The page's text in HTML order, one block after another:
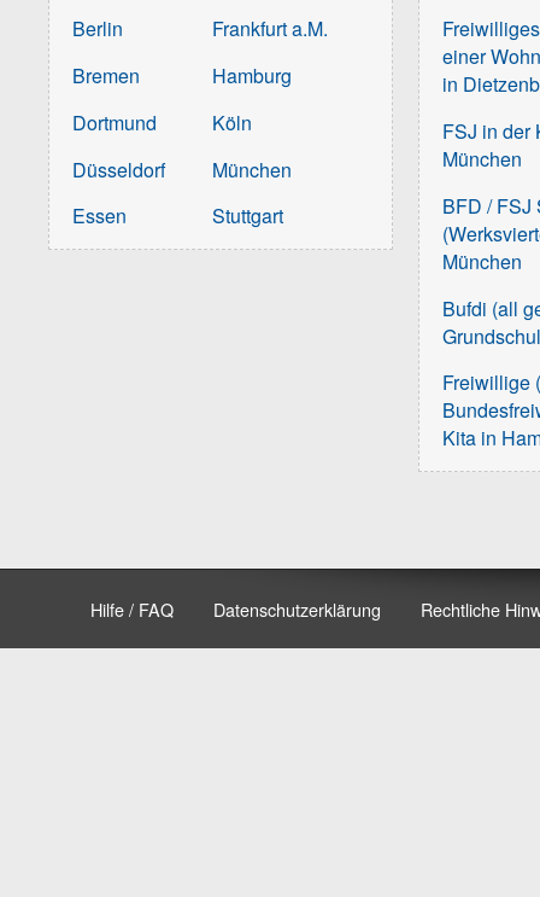
Berlin
Bremen
Dortmund
Düsseldorf
Essen
Frankfurt a.M.
Hamburg
Köln
München
Stuttgart
einer
in
FSJ in der
München
BFD / FSJ
München
Bufdi (all
Freiwillige
Kita in
Hilfe / FAQ Datenschutzerklärung Rechtliche